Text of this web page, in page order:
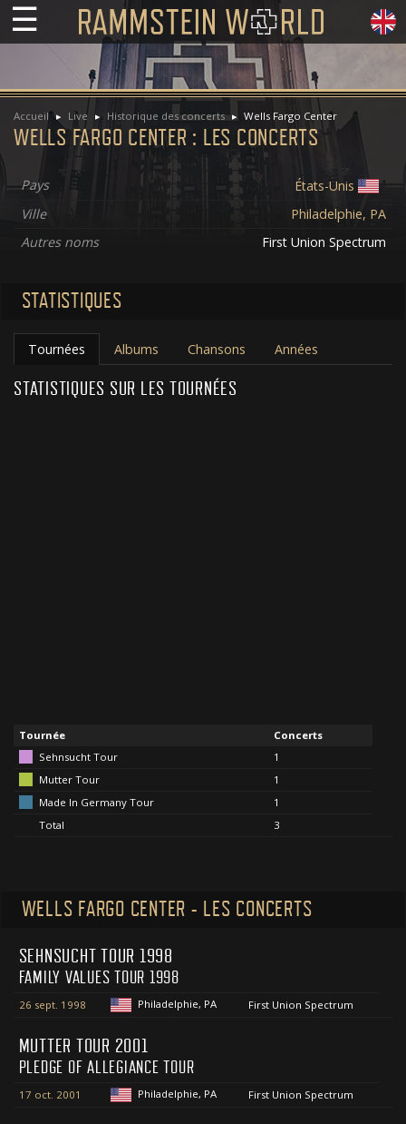
☰
Accueil Live Historique des concerts Wells Fargo Center
WELLS FARGO CENTER : LES CONCERTS
Pays
États-Unis
Ville
Philadelphie, PA
Autres noms
First Union Spectrum
STATISTIQUES
Tournées Albums Chansons Années
STATISTIQUES SUR LES TOURNÉES
Tournée
Concerts
Sehnsucht Tour
1
Mutter Tour
1
Made In Germany Tour
1
Total
3
WELLS FARGO CENTER - LES CONCERTS
SEHNSUCHT TOUR 1998
FAMILY VALUES TOUR 1998
26 sept. 1998 Philadelphie, PA First Union Spectrum
MUTTER TOUR 2001
PLEDGE OF ALLEGIANCE TOUR
17 oct. 2001 Philadelphie, PA First Union Spectrum